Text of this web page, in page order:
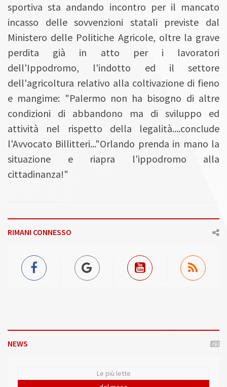
sportiva sta andando incontro per il mancato
incasso delle sovvenzioni statali previste dal
Ministero delle Politiche Agricole, oltre la grave
perdita già in atto per i lavoratori
dell'Ippodromo, l'indotto ed il settore
dell'agricoltura relativo alla coltivazione di fieno
e mangime: "Palermo non ha bisogno di altre
condizioni di abbandono ma di sviluppo ed
attività nel rispetto della legalità....conclude
l'Avvocato Billitteri..."Orlando prenda in mano la
situazione e riapra l'ippodromo alla
cittadinanza!"
RIMANI CONNESSO
NEWS
Le più lette